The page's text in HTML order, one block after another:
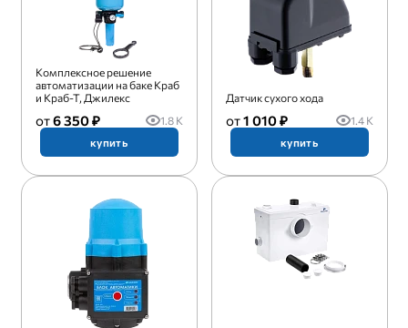
Комплексное решение
автоматизации на баке Краб
и Краб-Т, Джилекс
6 350 ₽
1.8 K
купить
Датчик сухого хода
1 010 ₽
1.4 K
купить